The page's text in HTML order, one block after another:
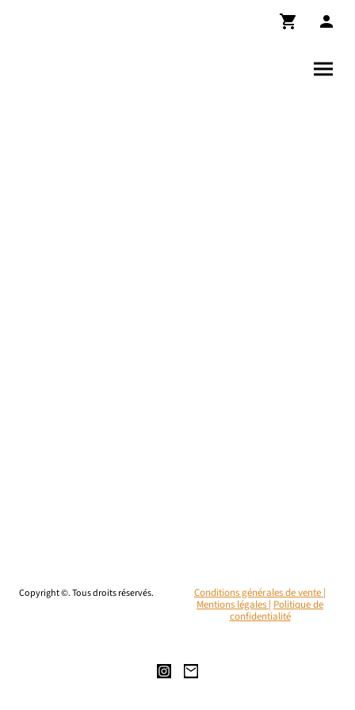
Copyright ©. Tous droits réservés.
Conditions générales de vente |
Mentions légales | Politique de
confidentialité